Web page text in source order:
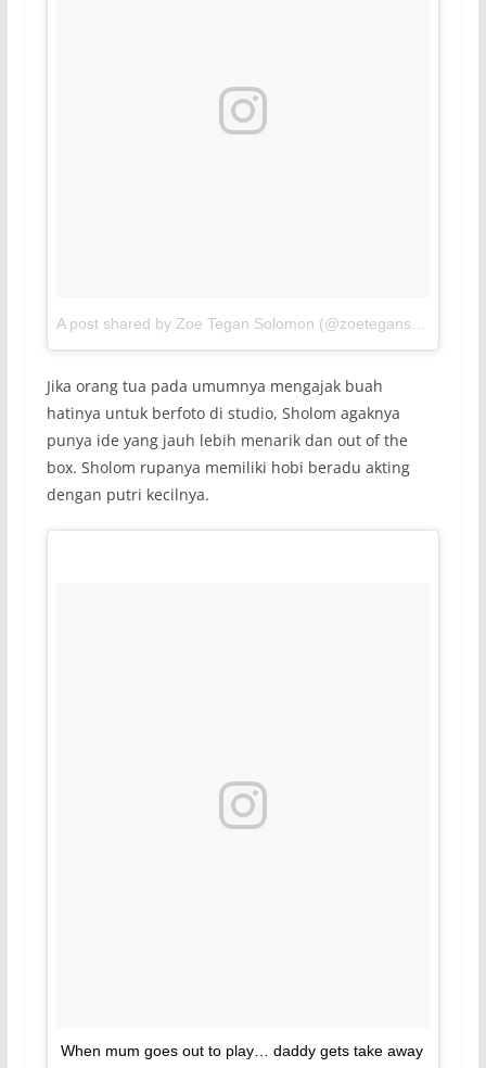
A post shared by Zoe Tegan Solomon (@zoetegansolomon)
Jika orang tua pada umumnya mengajak buah
hatinya untuk berfoto di studio, Sholom agaknya
punya ide yang jauh lebih menarik dan out of the
box. Sholom rupanya memiliki hobi beradu akting
dengan putri kecilnya.
When mum goes out to play… daddy gets take away